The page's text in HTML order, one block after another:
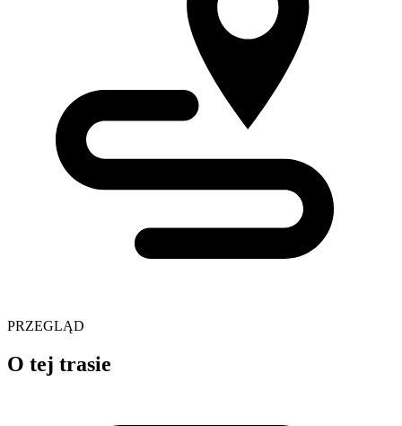
PRZEGLĄD
O tej trasie